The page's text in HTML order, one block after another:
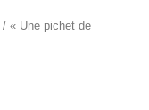
/ « Une pichet de